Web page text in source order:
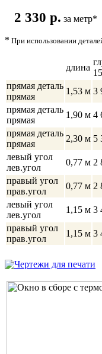
2 330 p. за метр*
* При использовании
длина
прямая деталь
прямая
1,53 м 3
прямая деталь
прямая
1,90 м 4
прямая деталь
прямая
2,30 м 5
левый угол
лев.угол
0,77 м 2
правый угол
прав.угол
0,77 м 2
левый угол
лев.угол
1,15 м 3
правый угол
прав.угол
1,15 м 3
Чертежи для печати